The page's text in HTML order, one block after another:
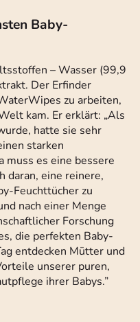
Baby-
– Wasser (99,9
Der Erfinder
zu arbeiten,
kam. Er erklärt: „Als
hatte sie sehr
starken
muss es eine bessere
daran, eine reinere,
Feuchttücher zu
nach einer Menge
Forschung
die perfekten Baby-
entdecken Mütter und
unserer puren,
ihrer Babys.”